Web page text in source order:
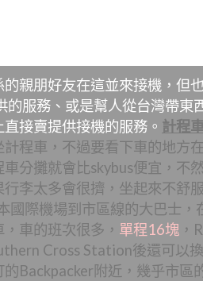
的親朋好友在這並來接機，但
的服務、或是幫人從台灣帶東
接賣提供接機的服務。 計程
計程車，不過要看下車的地方
分攤就會比skybus便宜，不
李太多會很擠，坐起來不舒
國際機場到市區線的大巴士，
車的班次很多， 單程16塊 ，
Cross Station後還可以
Backpacker附近，幾乎市區